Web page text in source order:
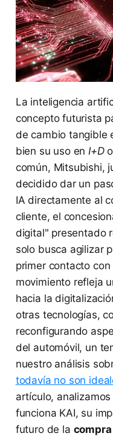
La inteligencia
concepto futurista
de cambio tangible
bien su uso en I+Do
común, Mitsubishi,
decidido dar un
IA directamente al
cliente, el
digital" presentado
solo busca agilizar
primer contacto
movimiento refleja
hacia la
otras tecnologías,
reconfigurando
del automóvil, un
nuestro análisis
todavía no son
artículo,
funciona KAI, su
futuro de la